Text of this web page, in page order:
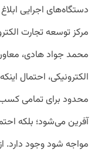
دستگاه‌های اجرایی
مرکز توسعه تجارت
محمد جواد هادی،
الکترونیکی، احتمال
محدود برای تمامی
آفرین می‌شود؛ بلکه
مواجه شود وجود دارد.